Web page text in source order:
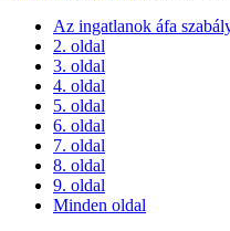
Az ingatlanok áfa
2. oldal
3. oldal
4. oldal
5. oldal
6. oldal
7. oldal
8. oldal
9. oldal
Minden oldal